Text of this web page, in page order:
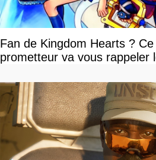
Fan de Kingdom Hearts ?
prometteur va vous rappeler